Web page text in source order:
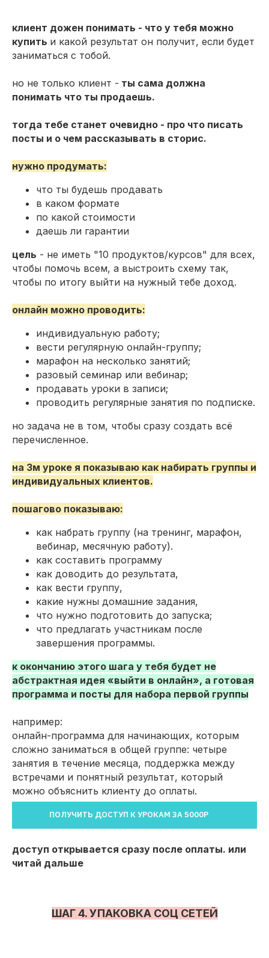
клиент дожен понимать - что у тебя можно
купить и какой результат он получит, если будет
заниматься с тобой.
но не только клиент - ты сама должна
понимать что ты продаешь.
тогда тебе станет очевидно - про что писать
посты и о чем рассказывать в сторис.
нужно продумать:
что ты будешь продавать
в каком формате
по какой стоимости
даешь ли гарантии
цель - не иметь "10 продуктов/курсов" для всех,
чтобы помочь всем, а выстроить схему так,
чтобы по итогу выйти на нужный тебе доход.
онлайн можно проводить:
индивидуальную работу;
вести регулярную онлайн-группу;
марафон на несколько занятий;
разовый семинар или вебинар;
продавать уроки в записи;
проводить регулярные занятия по подписке.
но задача не в том, чтобы сразу создать всё
перечисленное.
на 3м уроке я показываю как набирать группы и
индивидуальных клиентов.
пошагово показываю:
как набрать группу (на тренинг, марафон,
вебинар, месячную работу).
как составить программу
как доводить до результата,
как вести группу,
какие нужны домашние задания,
что нужно подготовить до запуска;
что предлагать участникам после
завершения программы.
к окончанию этого шага у тебя будет не
абстрактная идея «выйти в онлайн», а готовая
программа и посты для набора первой группы
например:
онлайн-программа для начинающих, которым
сложно заниматься в общей группе: четыре
занятия в течение месяца, поддержка между
встречами и понятный результат, который
можно объяснить клиенту до оплаты.
ПОЛУЧИТЬ ДОСТУП К УРОКАМ ЗА 5000Р
доступ открывается сразу после оплаты. или
читай дальше
ШАГ 4. УПАКОВКА СОЦ СЕТЕЙ